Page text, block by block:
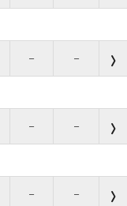
– –
– –
– –